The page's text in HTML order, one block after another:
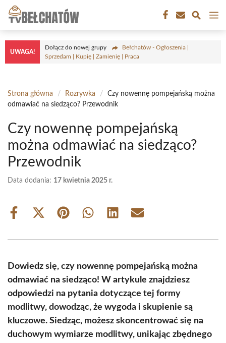
Przejdź
treści
UWAGA!
Dołącz do nowej grupy
Bełchatów - Ogłoszenia |
Sprzedam | Kupię | Zamienię | Praca
Strona główna / Rozrywka /
Czy nowennę pompejańską można
odmawiać na siedząco? Przewodnik
Czy nowennę pompejańską
można odmawiać na siedząco?
Przewodnik
Data dodania: 17 kwietnia 2025 r.
Share
Share
(Twitter)
Share Share Share Share
Dowiedz się, czy nowennę pompejańską można
odmawiać na siedząco! W artykule znajdziesz
odpowiedzi na pytania dotyczące tej formy
modlitwy, dowodząc, że wygoda i skupienie są
kluczowe. Siedząc, możesz skoncentrować się na
duchowym wymiarze modlitwy, unikając zbędnego